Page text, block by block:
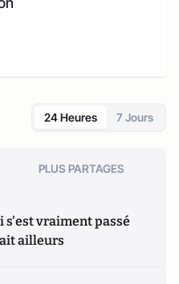
24 Heures 7 Jours
PLUS PARTAGES
s'est vraiment passé
ailleurs